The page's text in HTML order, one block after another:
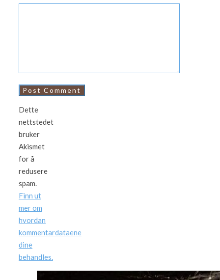
Dette
nettstedet
bruker
Akismet
for å
redusere
spam.
Finn ut
mer om
hvordan
kommentardataene
dine
behandles.